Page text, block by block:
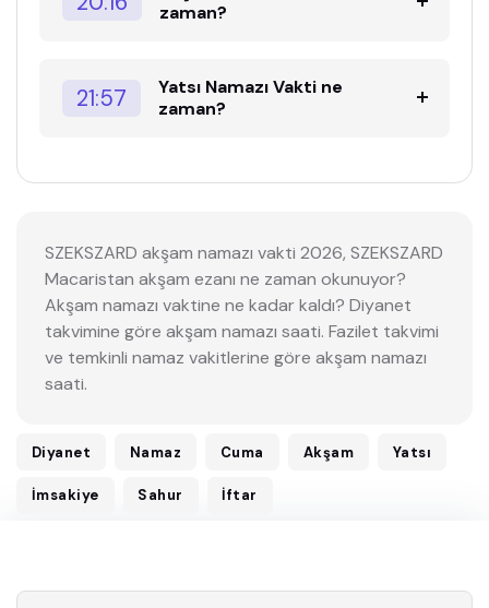
zaman?
21:57
Yatsı Namazı Vakti ne
zaman?
SZEKSZARD akşam namazı vakti 2026, SZEKSZARD
Macaristan akşam ezanı ne zaman okunuyor?
Akşam namazı vaktine ne kadar kaldı? Diyanet
takvimine göre akşam namazı saati. Fazilet takvimi
ve temkinli namaz vakitlerine göre akşam namazı
saati.
Diyanet Namaz Cuma Akşam Yatsı
İmsakiye Sahur İftar